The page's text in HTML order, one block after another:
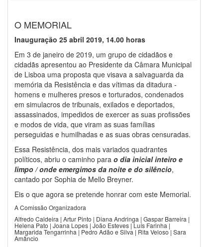
O MEMORIAL
Inauguração 25 abril 2019, 14.00 horas
Em 3 de janeiro de 2019, um grupo de cidadãos e
cidadãs apresentou ao Presidente da Câmara Municipal
de Lisboa uma proposta que visava a salvaguarda da
memória da Resistência e das vítimas da ditadura -
homens e mulheres presos e torturados, condenados
em simulacros de tribunais, exilados e deportados,
assassinados, impedidos de exercer as suas profissões
e modos de vida, que viram as suas famílias
perseguidas e humilhadas e as suas obras censuradas.
Essa Resistência, dos mais variados quadrantes
políticos, abriu o caminho para o dia inicial inteiro e
limpo / onde emergimos da noite e do silêncio,
cantado por Sophia de Mello Breyner.
Eis o que agora se pretende honrar com este Memorial.
A Comissão Organizadora
Alfredo Caldeira | Artur Pinto | Diana Andringa | Gaspar Barreira |
Helena Pato | Joana Lopes | João Esteves | Luís Farinha |
Margarida Tengarrinha | Pedro Adão e Silva | Rita Veloso | Sara
Amâncio